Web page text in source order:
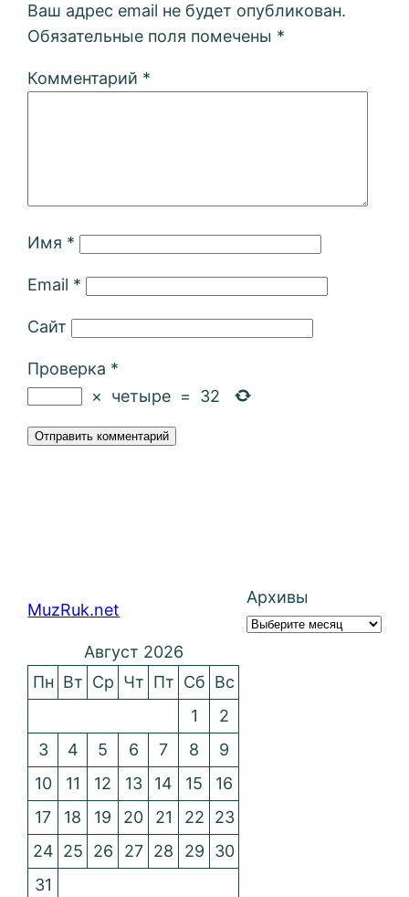
Ваш адрес email не будет опубликован.
Обязательные поля помечены *
Комментарий *
Имя *
Email *
Сайт
Проверка *
×
четыре = 32
MuzRuk.net
Архивы
Август 2026
Пн Вт Ср Чт Пт Сб Вс
1
2
3
4 5 6 7 8
9
10
11 12 13 14 15
16
17
18 19 20 21 22
23
24 25 26 27 28 29
30
31